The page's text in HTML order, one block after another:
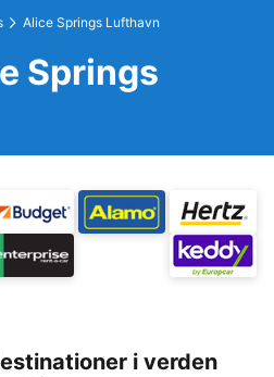
Alice Springs Lufthavn
Springs
i verden